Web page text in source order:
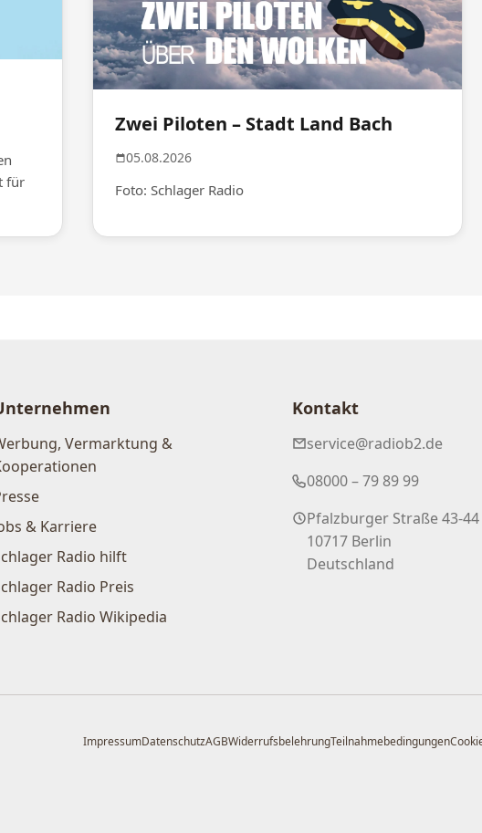
für
Zwei Piloten – Stadt Land Bach
05.08.2026
Foto: Schlager Radio
Vermarktung &
& Karriere
Radio hilft
Radio Preis
Radio Wikipedia
Kontakt
service@radiob2.de
08000 – 79 89 99
Pfalzburger Straße 43-44
10717 Berlin
Deutschland
ImpressumDatenschutzAGBWiderrufsbelehrungTeilnahmebedingungen